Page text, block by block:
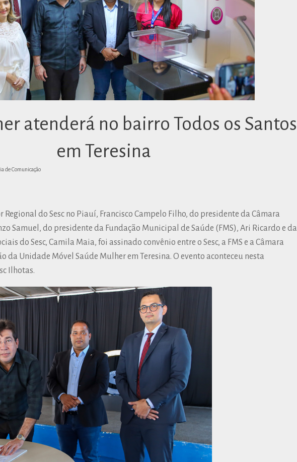
atenderá no bairro Todos os Santos
em Teresina
de Comunicação
Regional do Sesc no Piauí, Francisco Campelo Filho, do presidente da Câmara
Samuel, do presidente da Fundação Municipal de Saúde (FMS), Ari Ricardo e da
do Sesc, Camila Maia, foi assinado convênio entre o Sesc, a FMS e a Câmara
Unidade Móvel Saúde Mulher em Teresina. O evento aconteceu nesta
Ilhotas.